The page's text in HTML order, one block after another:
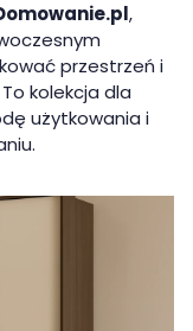
,
przestrzeń i
kolekcja dla
użytkowania i